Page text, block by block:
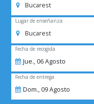
Bucarest
Lugar de enseñanza
Bucarest
Fecha de recogida
Jue.,06Agosto
Fecha de entrega
Dom.,09Agosto